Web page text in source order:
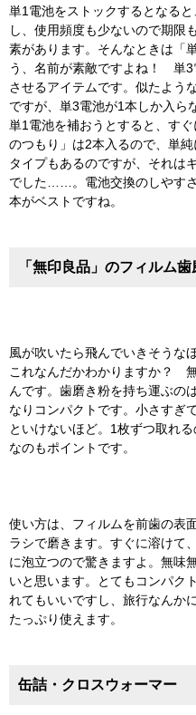
単1電池をストックするとなる
し、使用頻度も少ないので期
素があります。そんなときは「
う、名前が素敵ですよね！ 単
させるアイテムです。似たよう
ですが、単3電池が1本しか入ら
単1電池を補おうとすると、す
のつもり」は2本入るので、単
タイプもあるのですが、それは
でした……。電池交換のしやす
本がベストですね。
「無印良品」のフィルム歯
風が吹いたら飛んでいきそうな
これなんだかわかりますか？
んです。歯磨き粉を持ち運ぶの
なりコンパクトです。小さすぎ
といけないほど。1枚ずつ取れ
なのもポイントです。
使い方は、フィルムを前歯の表
ラシで磨きます。すぐに溶けて
に泡立つので驚きますよ。無味
いと思います。とてもコンパク
れてもいいですし、旅行なん
たっぷり使えます。
缶詰・クロスウォーマー